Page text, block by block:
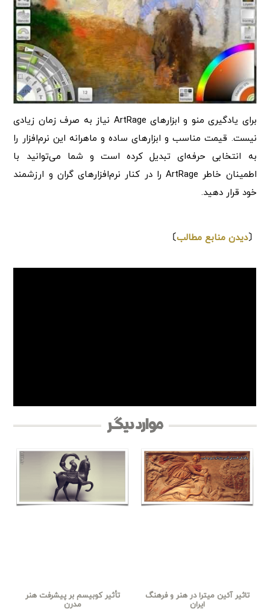
برای یادگیری منو و ابزارهای ArtRage نیاز به صرف زمان زیادی
نیست. قیمت مناسب و ابزارهای ساده و ماهرانه این نرم‌افزار را
به انتخابی حرفه‌ای تبدیل کرده است و شما می‌توانید با
اطمینان خاطر ArtRage را در کنار نرم‌افزارهای گران و ارزشمند
خود قرار دهید.
〔دیدن منابع مطالب〕
موارد دیگر
تاثیر آئین میترا در هنر و فرهنگ
ایران
تأثیر کوبیسم بر پیشرفت هنر
مدرن